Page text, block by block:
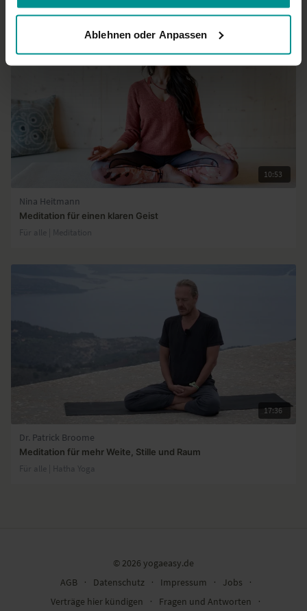
Ablehnen oder Anpassen
10:53
Nina Heitmann
Meditation für einen klaren Geist
Für alle | Meditation
17:36
Dr. Patrick Broome
Meditation für mehr Weite, Stille und Raum
Für alle | Hatha Yoga
© 2026 yogaeasy.de
AGB
∙ Datenschutz ∙ Impressum ∙ Jobs
∙
Verträge hier kündigen
∙ Fragen und Antworten ∙